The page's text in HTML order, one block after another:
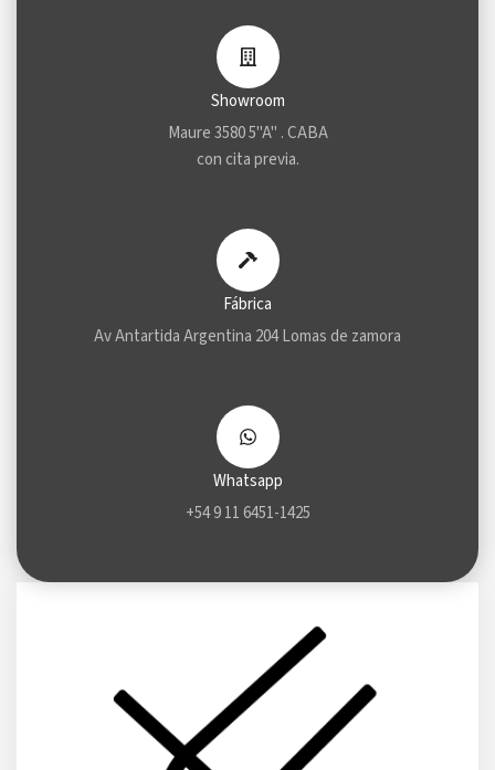
Showroom
Maure 3580 5"A" . CABA
con cita previa.
Fábrica
Av Antartida Argentina 204 Lomas de zamora
Whatsapp
+54 9 11 6451-1425